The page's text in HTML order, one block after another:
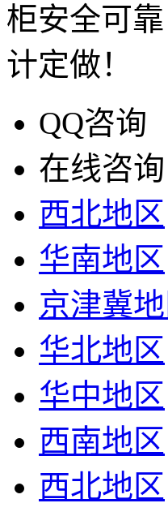
柜安全可
计定做！
QQ咨询
在线咨询
西北地区
华南地区
京津冀
华北地区
华中地区
西南地区
西北地区